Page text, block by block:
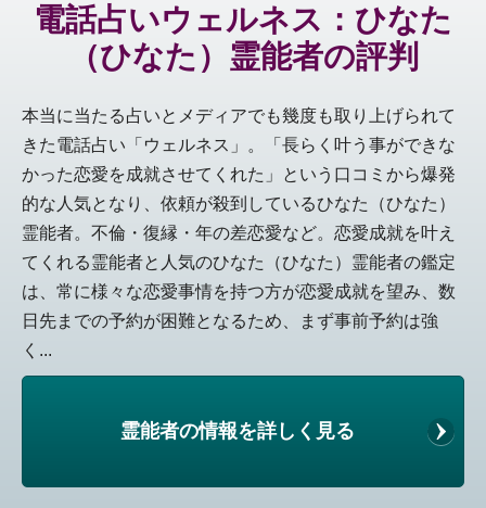
電話占いウェルネス：ひなた
（ひなた）霊能者の評判
本当に当たる占いとメディアでも幾度も取り上げられて
きた電話占い「ウェルネス」。「長らく叶う事ができな
かった恋愛を成就させてくれた」という口コミから爆発
的な人気となり、依頼が殺到しているひなた（ひなた）
霊能者。不倫・復縁・年の差恋愛など。恋愛成就を叶え
てくれる霊能者と人気のひなた（ひなた）霊能者の鑑定
は、常に様々な恋愛事情を持つ方が恋愛成就を望み、数
日先までの予約が困難となるため、まず事前予約は強
く...
霊能者の情報を詳しく見る